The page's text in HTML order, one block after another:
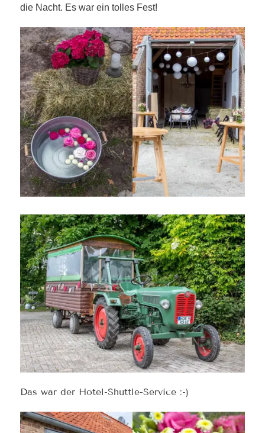
die Nacht. Es war ein tolles Fest!
Das war der Hotel-Shuttle-Service :-)